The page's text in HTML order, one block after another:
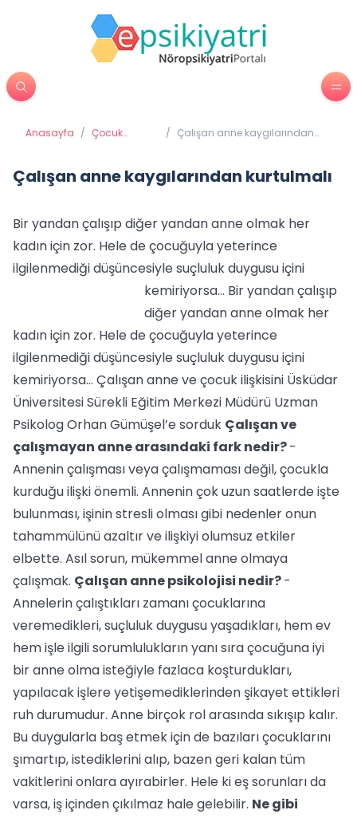
Anasayfa / Çocuk
/ Çalışan anne kaygılarından
Çalışan anne kaygılarından kurtulmalı
Bir yandan çalışıp diğer yandan anne olmak her
kadın için zor. Hele de çocuğuyla yeterince
ilgilenmediği düşüncesiyle suçluluk duygusu içini
kemiriyorsa... Bir yandan çalışıp
diğer yandan anne olmak her
kadın için zor. Hele de çocuğuyla yeterince
ilgilenmediği düşüncesiyle suçluluk duygusu içini
kemiriyorsa... Çalışan anne ve çocuk ilişkisini Üsküdar
Üniversitesi Sürekli Eğitim Merkezi Müdürü Uzman
Psikolog Orhan Gümüşel’e sorduk Çalışan ve
çalışmayan anne arasındaki fark nedir?-
Annenin çalışması veya çalışmaması değil, çocukla
kurduğu ilişki önemli. Annenin çok uzun saatlerde işte
bulunması, işinin stresli olması gibi nedenler onun
tahammülünü azaltır ve ilişkiyi olumsuz etkiler
elbette. Asıl sorun, mükemmel anne olmaya
çalışmak. Çalışan anne psikolojisi nedir?-
Annelerin çalıştıkları zamanı çocuklarına
veremedikleri, suçluluk duygusu yaşadıkları, hem ev
hem işle ilgili sorumlulukların yanı sıra çocuğuna iyi
bir anne olma isteğiyle fazlaca koşturdukları,
yapılacak işlere yetişemediklerinden şikayet ettikleri
ruh durumudur. Anne birçok rol arasında sıkışıp kalır.
Bu duygularla baş etmek için de bazıları çocuklarını
şımartıp, istediklerini alıp, bazen geri kalan tüm
vakitlerini onlara ayırabirler. Hele ki eş sorunları da
varsa, iş içinden çıkılmaz hale gelebilir. Ne gibi